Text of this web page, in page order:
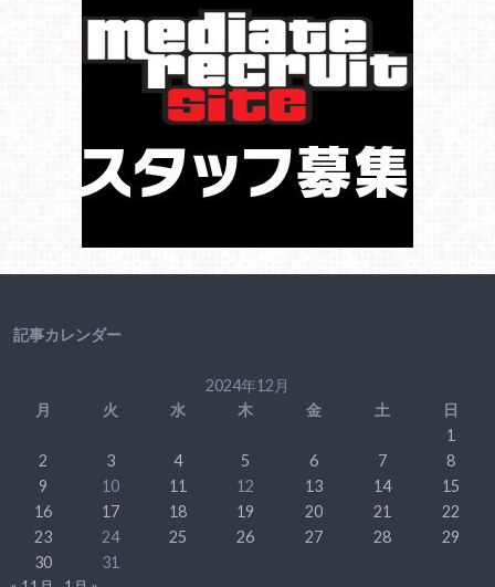
記事カレンダー
2024年12月
月
火 水 木 金 土
日
1
2
3 4 5 6 7
8
9
10 11 12 13 14
15
16
17 18 19 20 21
22
23
24 25 26 27 28
29
30
31